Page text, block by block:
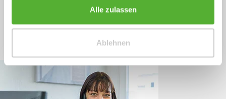
Alle zulassen
Ablehnen
+49 (0)4244 965 34 04
Mo - Do, 09:00 - 16:00 Uhr
und Fr, 09:00 - 13:00 Uhr